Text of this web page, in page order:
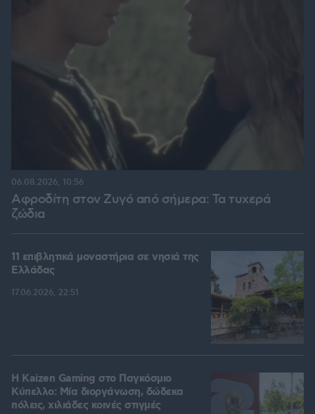
Αφροδίτη στον Ζυγό από σήμερα: Τα τυχερά
ζώδια
06.08.2026, 10:56
11 επιβλητικά μοναστήρια σε νησιά της
Ελλάδας
17.06.2026, 22:51
H Kaizen Gaming στο Παγκόσμιο
Kύπελλο: Μία διοργάνωση, δώδεκα
πόλεις, χιλιάδες κοινές στιγμές